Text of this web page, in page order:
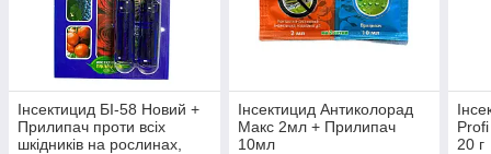
Інсектицид БІ-58 Новий +
Прилипач проти всіх
шкідників на рослинах,
Інсектицид Антиколорад
Макс 2мл + Прилипач
10мл
20 г